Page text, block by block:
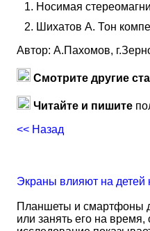
Носимая
Шихатов А. Тон
Автор: А.Пахомов,
Смотрите другие
Читайте и пишите
<< Назад
Экраны влияют на детей
Планшеты и смартфоны
или занять его на